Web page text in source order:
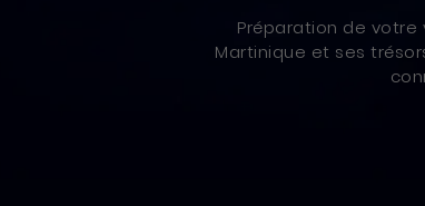
Préparation de
Martinique et ses